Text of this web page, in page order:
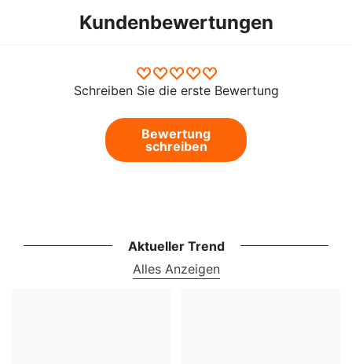
Kundenbewertungen
Schreiben Sie die erste Bewertung
Bewertung
schreiben
Aktueller Trend
Alles Anzeigen